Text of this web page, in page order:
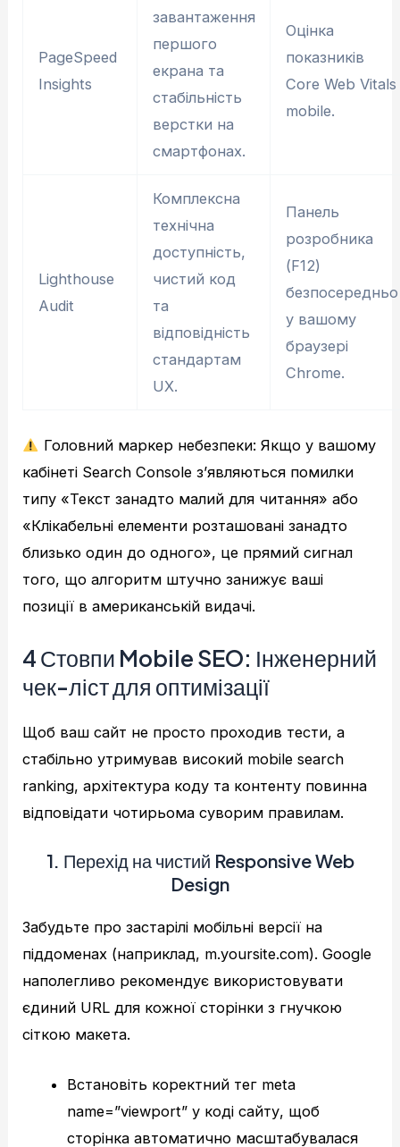
PageSpeed
Insights
завантаження
першого
екрана та
стабільність
верстки на
смартфонах.
Оцінка
показників
Core Web Vitals
mobile.
Lighthouse
Audit
Комплексна
технічна
доступність,
чистий код
та
відповідність
стандартам
UX.
Панель
розробника
(F12)
безпосередньо
у вашому
браузері
Chrome.
Головний маркер небезпеки: Якщо у вашому
кабінеті Search Console з’являються помилки
типу «Текст занадто малий для читання» або
«Клікабельні елементи розташовані занадто
близько один до одного», це прямий сигнал
того, що алгоритм штучно занижує ваші
позиції в американській видачі.
4 Стовпи Mobile SEO: Інженерний
чек-ліст для оптимізації
Щоб ваш сайт не просто проходив тести, а
стабільно утримував високий mobile search
ranking, архітектура коду та контенту повинна
відповідати чотирьома суворим правилам.
1. Перехід на чистий Responsive Web
Design
Забудьте про застарілі мобільні версії на
піддоменах (наприклад, m.yoursite.com). Google
наполегливо рекомендує використовувати
єдиний URL для кожної сторінки з гнучкою
сіткою макета.
Встановіть коректний тег meta
name=”viewport” у коді сайту, щоб
сторінка автоматично масштабувалася